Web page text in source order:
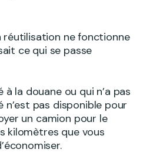
réutilisation ne fonctionne
ce qui se passe
la douane ou qui n’a pas
pas disponible pour
un camion pour le
kilomètres que vous